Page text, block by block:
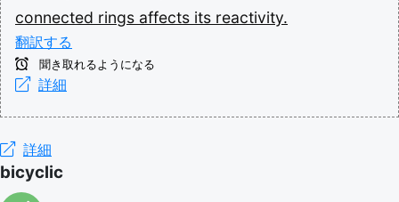
connected rings affects its reactivity.
翻訳する
聞き取れるようになる
詳細
詳細
bicyclic